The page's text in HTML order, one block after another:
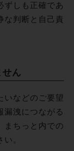
ずしも正確であ
な判断と自己責
ん
いなどのご要望
漏洩につながる
まちっと内での
。